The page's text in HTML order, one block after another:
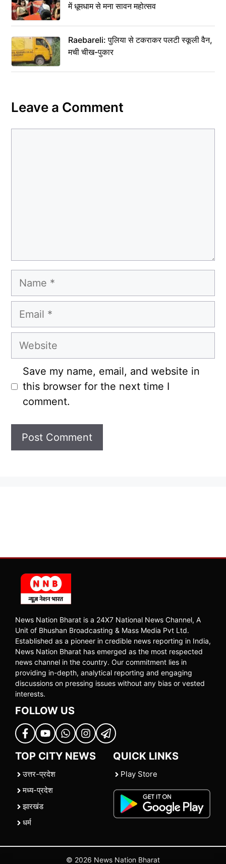
में धूमधाम से मना सावन महोत्सव
Raebareli: पुलिया से टकराकर पलटी स्कूली वैन,
मची चीख-पुकार
Leave a Comment
Name
Email
Website
Save my name, email, and website in
this browser for the next time I
comment.
News Nation Bharat is a 24X7 National News Channel, A
Unit of Bhushan Broadcasting & Mass Media Pvt Ltd.
Established as a pioneer in credible news reporting in India,
News Nation Bharat has emerged as the most respected
news channel in the country. Our commitment lies in
providing in-depth, analytical reporting and engaging
discussions on pressing issues without any bias or vested
interests.
FOLLOW US
TOP CITY NEWS
उत्तर-प्रदेश
मध्य-प्रदेश
झारखंड
धर्म
QUICK LINKS
Play Store
© 2026 News Nation Bharat